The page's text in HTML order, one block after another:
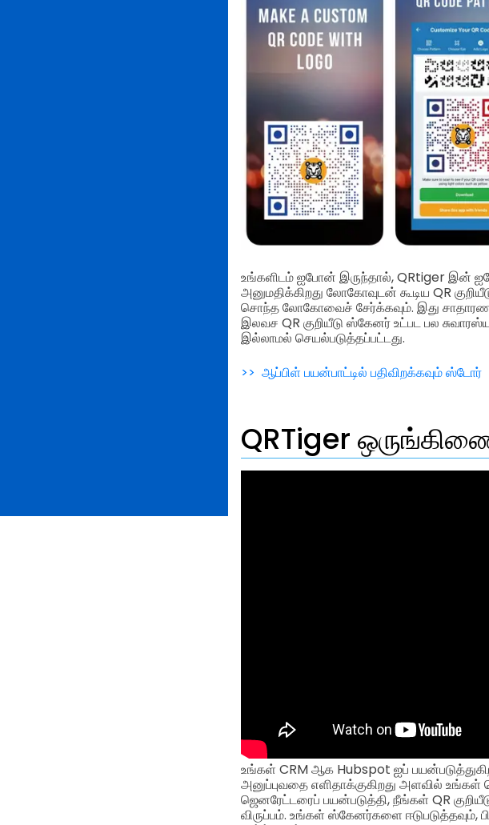
உங்களிடம் ஐபோன் இருந்தால், QRtiger இன்
அனுமதிக்கிறது லோகோவுடன் கூடிய QR
சொந்த லோகோவைச் சேர்க்கவும். இது சாதாரண
இலவச QR குறியீடு ஸ்கேனர் உட்பட பல
இல்லாமல் செயல்படுத்தப்பட்டது.
>> ஆப்பிள் பயன்பாட்டில் பதிவிறக்கவும் ஸ்டோர்
QRTiger
உங்கள் CRM ஆக Hubspot ஐப்
அனுப்புவதை எளிதாக்குகிறது அளவில் உங்கள்
ஜெனரேட்டரைப் பயன்படுத்தி, நீங்கள் QR
விருப்பம். உங்கள் ஸ்கேனர்களை